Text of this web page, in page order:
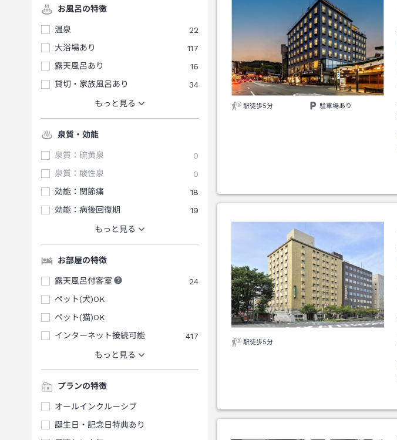
お風呂の特徴
温泉
22
大浴場あり
117
露天風呂あり
16
貸切・家族風呂あり
34
もっと見る
泉質・効能
泉質：硫黄泉
0
泉質：酸性泉
0
効能：関節痛
18
効能：病後回復期
19
もっと見る
お部屋の特徴
露天風呂付客室
24
ペット(犬)OK
ペット(猫)OK
インターネット接続可能
417
もっと見る
プランの特徴
オールインクルーシブ
誕生日・記念日特典あり
駅徒歩5分 駐車場あり
駅徒歩5分